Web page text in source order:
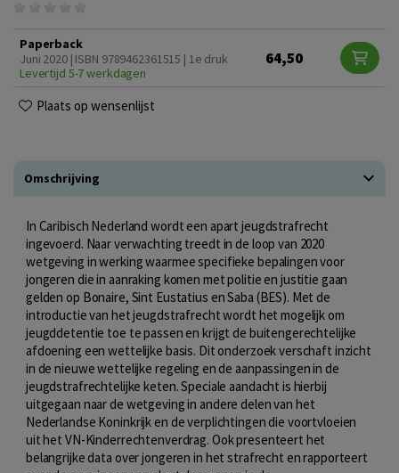
Paperback
Juni 2020 | ISBN 9789462361515 | 1e druk
Levertijd 5-7 werkdagen
64,50
Plaats op wensenlijst
Omschrijving
In Caribisch Nederland wordt een apart jeugdstrafrecht
ingevoerd. Naar verwachting treedt in de loop van 2020
wetgeving in werking waarmee specifieke bepalingen voor
jongeren die in aanraking komen met politie en justitie gaan
gelden op Bonaire, Sint Eustatius en Saba (BES). Met de
introductie van het jeugdstrafrecht wordt het mogelijk om
jeugddetentie toe te passen en krijgt de buitengerechtelijke
afdoening een wettelijke basis. Dit onderzoek verschaft inzicht
in de nieuwe wettelijke regeling en de aanpassingen in de
jeugdstrafrechtelijke keten. Speciale aandacht is hierbij
uitgegaan naar de wetgeving in andere delen van het
Nederlandse Koninkrijk en de verplichtingen die voortvloeien
uit het VN-Kinderrechtenverdrag. Ook presenteert het
belangrijke data over jongeren in het strafrecht en rapporteert